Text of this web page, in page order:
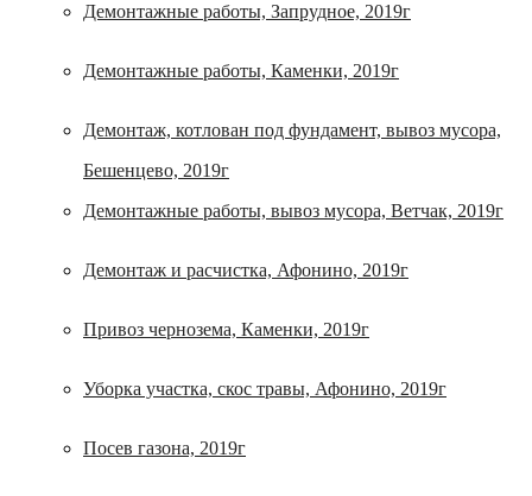
Демонтажные работы, Запрудное, 2019г
Демонтажные работы, Каменки, 2019г
Демонтаж, котлован под фундамент, вывоз мусора,
Бешенцево, 2019г
Демонтажные работы, вывоз мусора, Ветчак, 2019г
Демонтаж и расчистка, Афонино, 2019г
Привоз чернозема, Каменки, 2019г
Уборка участка, скос травы, Афонино, 2019г
Посев газона, 2019г